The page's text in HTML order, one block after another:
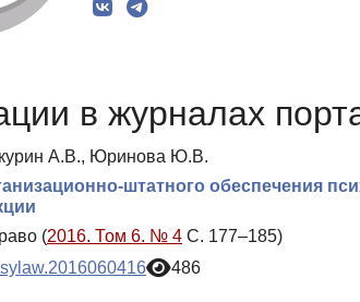
в журналах
А.В., Юринова Ю.В.
штатного обеспечения
(2016. Том 6. № 4 С. 177–185)
486